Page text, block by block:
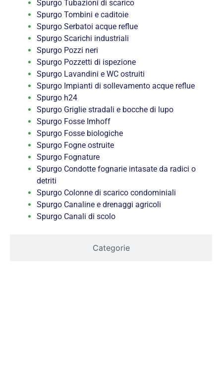
Categorie
Spurgo Tubazioni di scarico
Spurgo Tombini e caditoie
Spurgo Serbatoi acque reflue
Spurgo Scarichi industriali
Spurgo Pozzi neri
Spurgo Pozzetti di ispezione
Spurgo Lavandini e WC ostruiti
Spurgo Impianti di sollevamento acque reflue
Spurgo h24
Spurgo Griglie stradali e bocche di lupo
Spurgo Fosse Imhoff
Spurgo Fosse biologiche
Spurgo Fogne ostruite
Spurgo Fognature
Spurgo Condotte fognarie intasate da radici o
detriti
Spurgo Colonne di scarico condominiali
Spurgo Canaline e drenaggi agricoli
Spurgo Canali di scolo